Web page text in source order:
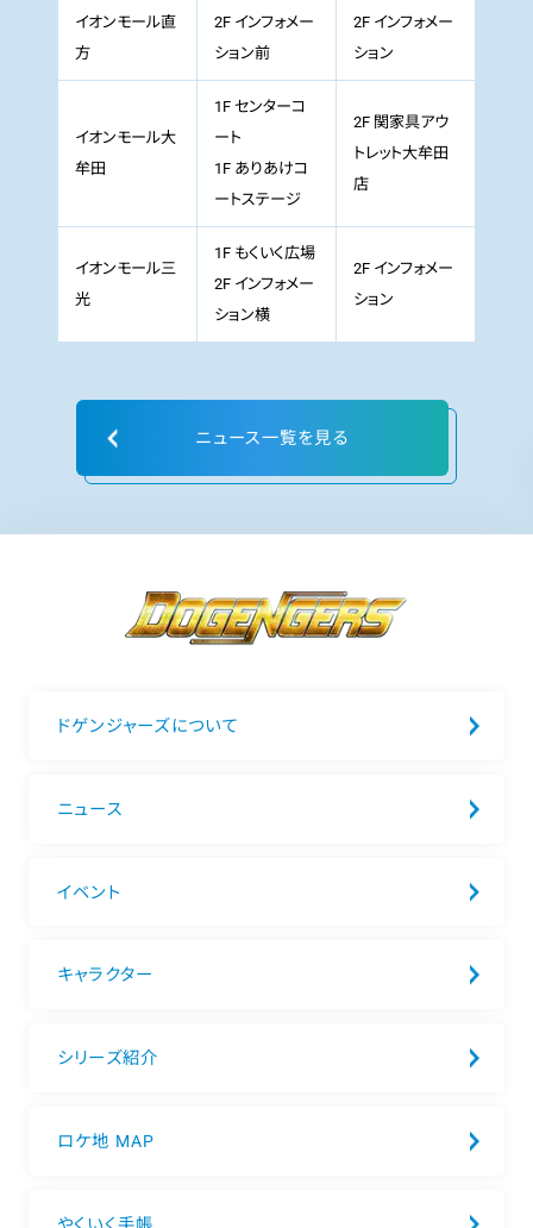
イオンモール直
方
2F インフォメー
ション前
2F インフォメー
ション
イオンモール大
牟田
1F センターコ
ート
1F ありあけコ
ートステージ
2F 関家具アウ
トレット大牟田
店
イオンモール三
光
1F もくいく広場
2F インフォメー
ション横
2F インフォメー
ション
ニュース一覧を見る
ドゲンジャーズについて
ニュース
イベント
キャラクター
シリーズ紹介
ロケ地 MAP
やくいく手帳